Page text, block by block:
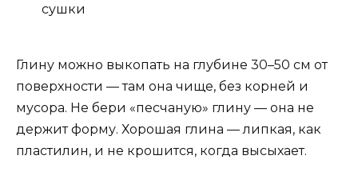
сушки
Глину можно выкопать на глубине 30–50 см от
поверхности — там она чище, без корней и
мусора. Не бери «песчаную» глину — она не
держит форму. Хорошая глина — липкая, как
пластилин, и не крошится, когда высыхает.